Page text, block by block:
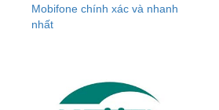
Mobifone chính xác và nhanh
nhất